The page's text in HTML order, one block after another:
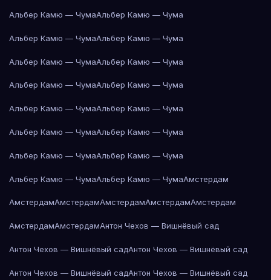
Альбер Камю — ЧумаАльбер Камю — Чума
Альбер Камю — ЧумаАльбер Камю — Чума
Альбер Камю — ЧумаАльбер Камю — Чума
Альбер Камю — ЧумаАльбер Камю — Чума
Альбер Камю — ЧумаАльбер Камю — Чума
Альбер Камю — ЧумаАльбер Камю — Чума
Альбер Камю — ЧумаАльбер Камю — Чума
Альбер Камю — ЧумаАльбер Камю — ЧумаАмстердам
АмстердамАмстердамАмстердамАмстердамАмстердам
АмстердамАмстердамАнтон Чехов — Вишнёвый сад
Антон Чехов — Вишнёвый садАнтон Чехов — Вишнёвый сад
Антон Чехов — Вишнёвый садАнтон Чехов — Вишнёвый сад